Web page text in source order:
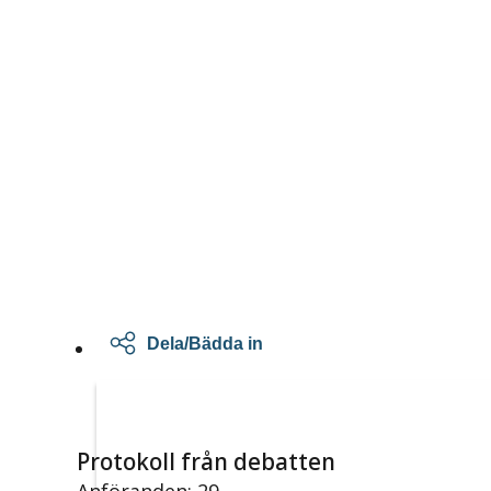
Dela/Bädda in
Protokoll från debatten